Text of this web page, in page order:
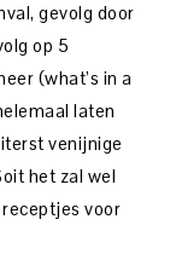
gevolg door
op 5
(what’s in a
laten
venijnige
het zal wel
voor